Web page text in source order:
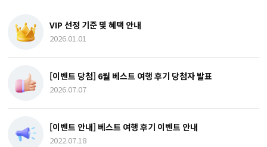
VIP 선정 기준 및 혜택 안내
2026.01.01
[이벤트 당첨] 6월 베스트 여행 후기 당첨자 발표
2026.07.07
[이벤트 안내] 베스트 여행 후기 이벤트 안내
2022.07.18